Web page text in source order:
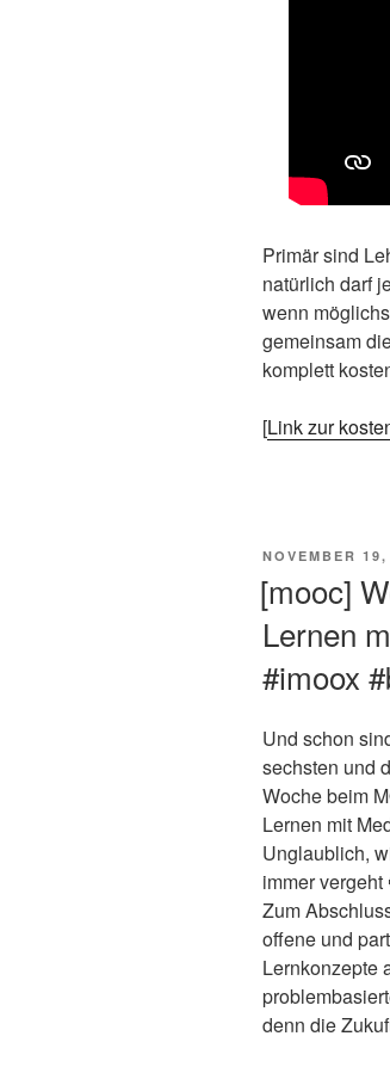
Primär sind
natürlich darf
wenn
gemeinsam
komplett
[Link zur
NOVEMBER
[mooc]
Lernen
#imoox
Und schon
sechsten und
Woche beim
Lernen mit
Unglaublich,
immer vergeht
Zum
offene und
Lernkonzepte
denn die